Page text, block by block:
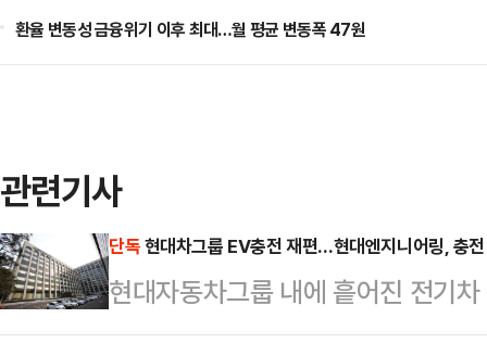
환율 변동성 금융위기 이후 최대…월 평균 변동폭 47원
관련기사
단독현대차그룹 EV충전 재편…현대엔지니어링, 충
현대자동차그룹 내에 흩어진 전기
대엔지니어링을 중심으로 하나로